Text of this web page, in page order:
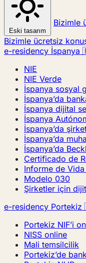
Eski tasarım
Bizimle
Bizimle ücretsiz
e-residency
NIE
NIE Verde
İspanya sosyal
İspanya’da
İspanya dijital
İspanya
İspanya’da
İspanya’da
İspanya’da
Certificado de
Informe de
Modelo 030
Şirketler için
e-residency
Portekiz NIF’i
NISS online
Mali temsilcilik
Portekiz’de